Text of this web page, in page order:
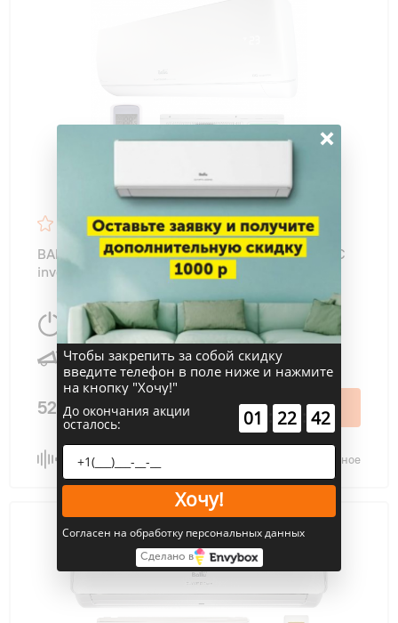
16
BALLU BSUI-09HN8_22Y Platinum Evolution DC
inverter
2700 Вт 27 м2
19 дБ
52 990 ₽ В корзину
Сравнить В избранное
×
Чтобы закрепить за собой скидку
введите телефон в поле ниже и нажмите
на кнопку "Хочу!"
До окончания акции
осталось: 01 22 41
Хочу!
Согласен на обработку персональных данных
Сделано в